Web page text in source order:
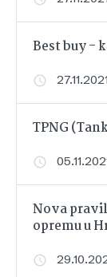
Best buy -
TPNG
Nova
opremu u